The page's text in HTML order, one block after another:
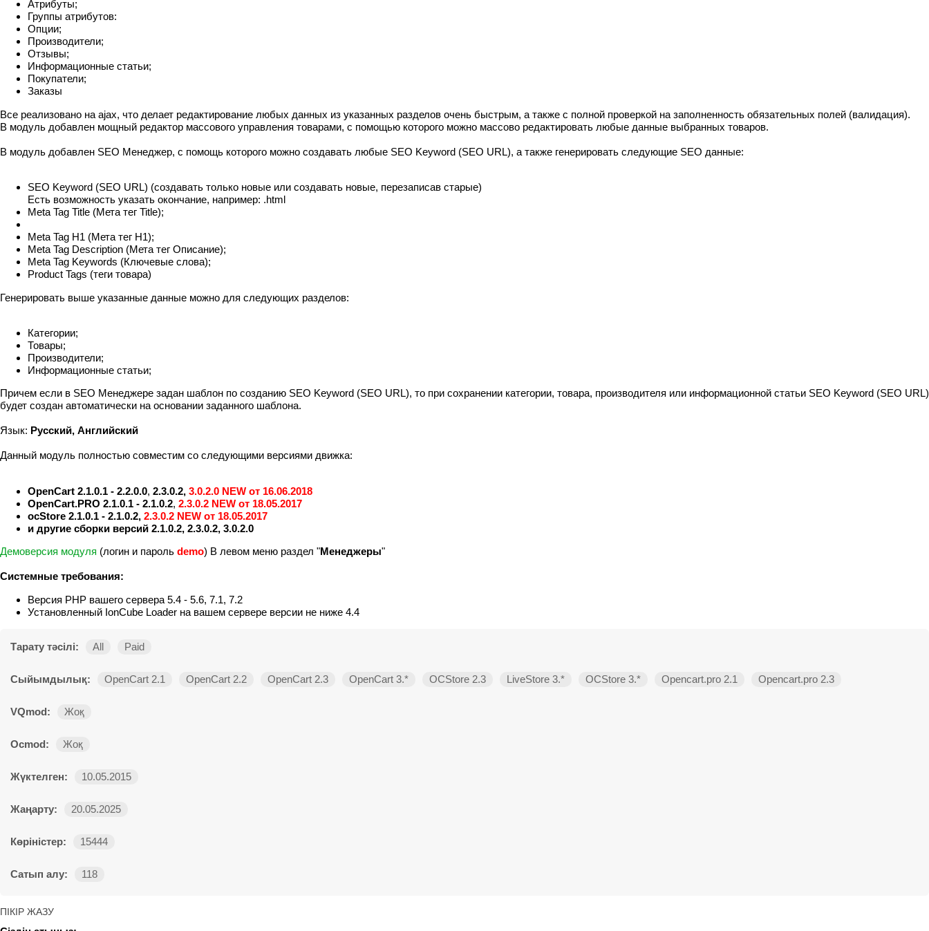
Атрибуты;
Группы атрибутов:
Опции;
Производители;
Отзывы;
Информационные статьи;
Покупатели;
Заказы
Все реализовано на ajax, что делает редактирование любых данных из указанных разделов очень быстрым, а также с полной проверкой на заполненность обязательных полей (валидация).
В модуль добавлен мощный редактор массового управления товарами, с помощью которого можно массово редактировать любые данные выбранных товаров.
В модуль добавлен SEO Менеджер, с помощь которого можно создавать любые SEO Keyword (SEO URL), а также генерировать следующие SEO данные:
SEO Keyword (SEO URL) (создавать только новые или создавать новые, перезаписав старые)
Есть возможность указать окончание, например: .html
Meta Tag Title (Мета тег Title);
Meta Tag H1 (Мета тег H1);
Meta Tag Description (Мета тег Описание);
Meta Tag Keywords (Ключевые слова);
Product Tags (теги товара)
Генерировать выше указанные данные можно для следующих разделов:
Категории;
Товары;
Производители;
Информационные статьи;
Причем если в SEO Менеджере задан шаблон по созданию SEO Keyword (SEO URL), то при сохранении категории, товара, производителя или информационной статьи SEO Keyword (SEO URL)
будет создан автоматически на основании заданного шаблона.
Язык: Русский, Английский
Данный модуль полностью совместим со следующими версиями движка:
OpenCart 2.1.0.1 - 2.2.0.0, 2.3.0.2, 3.0.2.0 NEW от 16.06.2018
OpenCart.PRO 2.1.0.1 - 2.1.0.2, 2.3.0.2 NEW от 18.05.2017
ocStore 2.1.0.1 - 2.1.0.2, 2.3.0.2 NEW от 18.05.2017
и другие сборки версий 2.1.0.2, 2.3.0.2, 3.0.2.0
Демоверсия модуля (логин и пароль demo) В левом меню раздел "Менеджеры"
Системные требования:
Версия PHP вашего сервера 5.4 - 5.6, 7.1, 7.2
Установленный IonCube Loader на вашем сервере версии не ниже 4.4
Тарату тәсілі: All Paid
Сыйымдылық: OpenCart 2.1 OpenCart 2.2 OpenCart 2.3 OpenCart 3.* OCStore 2.3 LiveStore 3.* OCStore 3.* Opencart.pro 2.1 Opencart.pro 2.3
VQmod: Жоқ
Ocmod: Жоқ
Жүктелген: 10.05.2015
Жаңарту: 20.05.2025
Көріністер: 15444
Сатып алу: 118
ПІКІР ЖАЗУ